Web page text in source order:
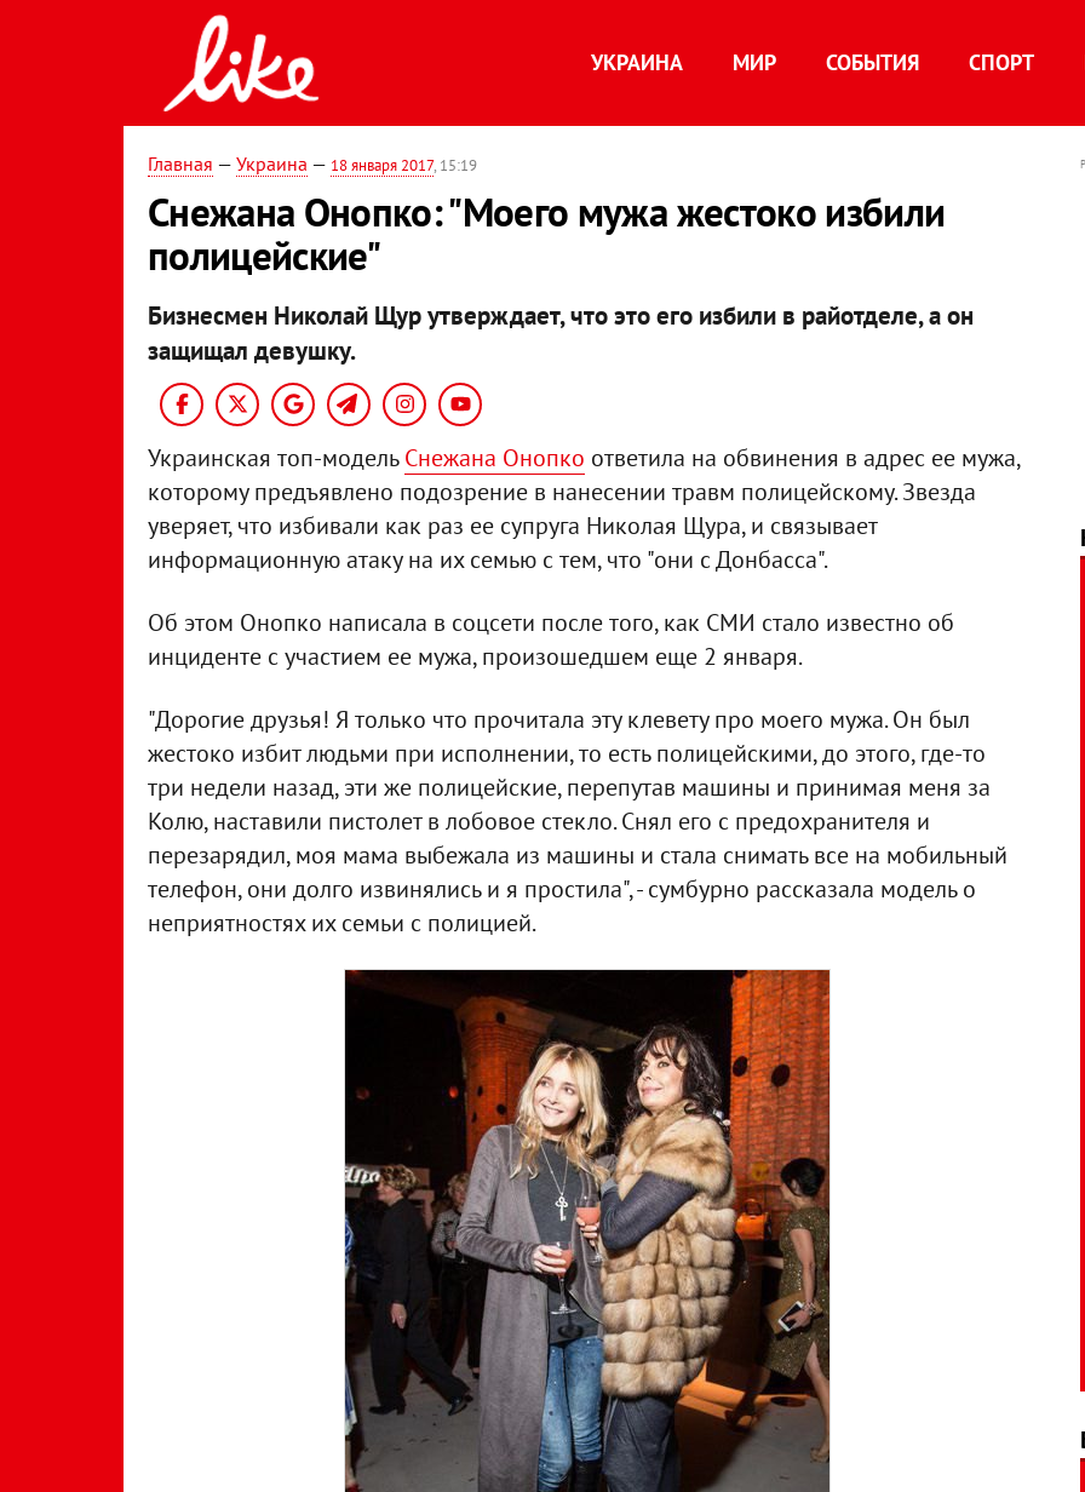
УКРАИНА МИР СОБЫТИЯ СПОРТ
Главная — Украина — 18 января 2017, 15:19
Снежана Онопко: "Моего мужа жестоко избили
полицейские"
Бизнесмен Николай Щур утверждает, что это его избили в райотделе, а он
защищал девушку.
Украинская топ-модельСнежана Онопко ответила на обвинения в адрес ее мужа,
которому предъявлено подозрение в нанесении травм полицейскому. Звезда
уверяет, что избивали как раз ее супруга Николая Щура, и связывает
информационную атаку на их семью с тем, что "они с Донбасса".
Об этом Онопко написала в соцсети после того, как СМИ стало известно об
инциденте с участием ее мужа, произошедшем еще 2 января.
"Дорогие друзья! Я только что прочитала эту клевету про моего мужа. Он был
жестоко избит людьми при исполнении, то есть полицейскими, до этого, где-то
три недели назад, эти же полицейские, перепутав машины и принимая меня за
Колю, наставили пистолет в лобовое стекло. Снял его с предохранителя и
перезарядил, моя мама выбежала из машины и стала снимать все на мобильный
телефон, они долго извинялись и я простила", - сумбурно рассказала модель о
неприятностях их семьи с полицией.